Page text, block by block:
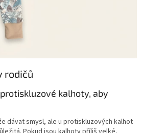
rodičů
kalhoty, aby
dávat smysl, ale u protiskluzových kalhot